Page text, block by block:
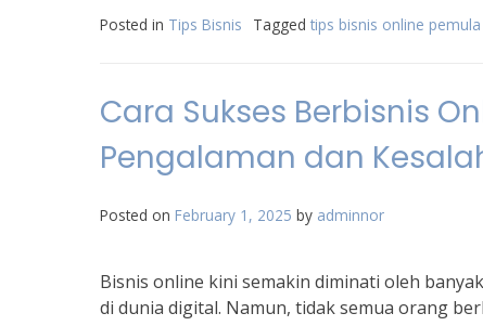
Posted in Tips Bisnis Tagged tips bisnis online pemula
Cara Sukses Berbisnis
Pengalaman dan
Posted on February 1, 2025 by adminnor
Bisnis online kini semakin diminati oleh
di dunia digital. Namun, tidak semua orang